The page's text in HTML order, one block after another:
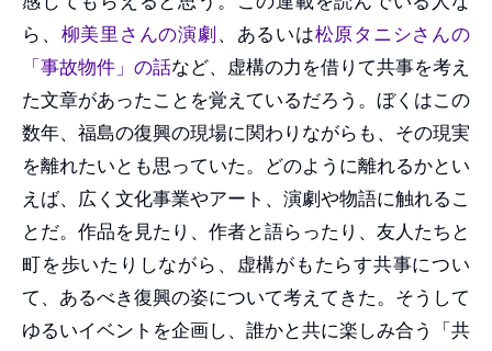
ら、 柳美里さんの演劇 、あるいは松原タニシさんの
「事故物件」の話など、虚構の力を借りて共事を考え
た文章があったことを覚えているだろう。ぼくはこの
数年、福島の復興の現場に関わりながらも、その現実
を離れたいとも思っていた。どのように離れるかとい
えば、広く文化事業やアート、演劇や物語に触れるこ
とだ。作品を見たり、作者と語らったり、友人たちと
町を歩いたりしながら、虚構がもたらす共事につい
て、あるべき復興の姿について考えてきた。そうして
ゆるいイベントを企画し、誰かと共に楽しみ合う「共